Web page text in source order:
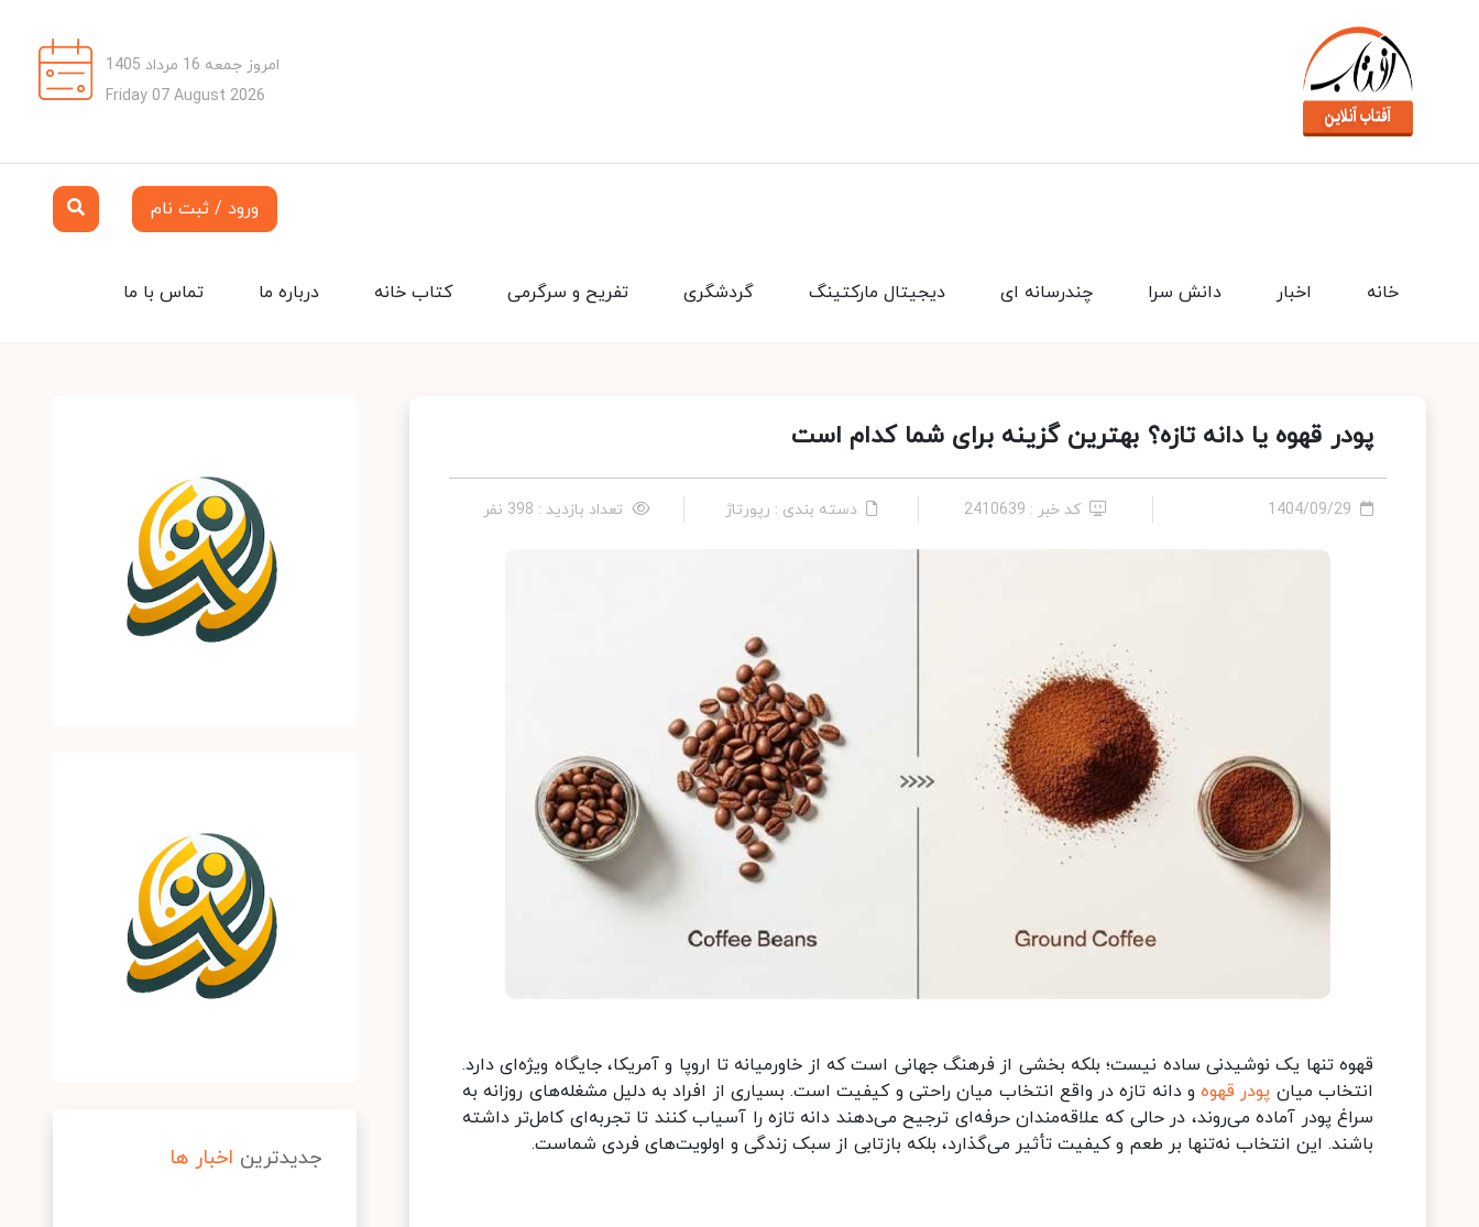
امروز جمعه 16 مرداد 1405
Friday 07 August 2026
ورود / ثبت نام
تماس با ما درباره ما کتاب خانه تفریح و سرگرمی گردشگری دیجیتال مارکتینگ چندرسانه ای دانش سرا اخبار خانه
پودر قهوه یا دانه تازه؟ بهترین گزینه برای شما کدام است
1404/09/29 کد خبر : 2410639 دسته بندی : رپورتاژ تعداد بازدید : 398 نفر
قهوه تنها یک نوشیدنی ساده نیست؛ بلکه بخشی از فرهنگ جهانی است که از خاورمیانه تا اروپا و آمریکا، جایگاه ویژه‌ای دارد.
انتخاب میان پودر قهوهو دانه تازه در واقع انتخاب میان راحتی و کیفیت است. بسیاری از افراد به دلیل مشغله‌های روزانه به
سراغ پودر آماده می‌روند، در حالی که علاقه‌مندان حرفه‌ای ترجیح می‌دهند دانه تازه را آسیاب کنند تا تجربه‌ای کامل‌تر داشته
باشند. این انتخاب نه‌تنها بر طعم و کیفیت تأثیر می‌گذارد، بلکه بازتابی از سبک زندگی و اولویت‌های فردی شماست.
جدیدترین اخبار ها